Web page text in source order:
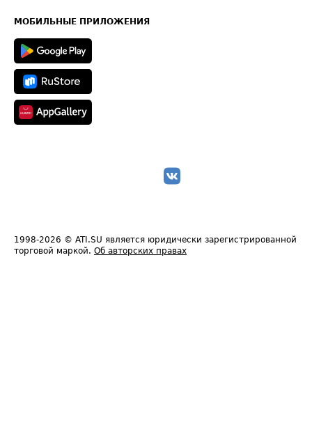
Техническая информация
МОБИЛЬНЫЕ ПРИЛОЖЕНИЯ
1998-2026 © ATI.SU является юридически зарегистрированной
торговой маркой. Об авторских правах